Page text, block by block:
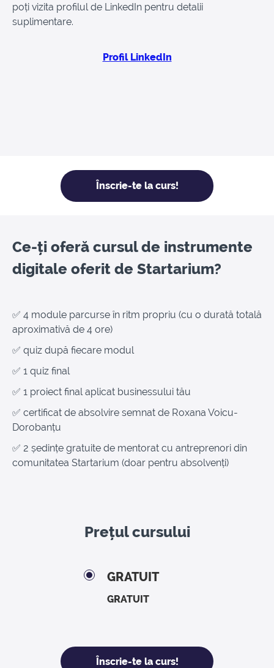
poți vizita profilul de LinkedIn pentru detalii
suplimentare.
Profil LinkedIn
Înscrie-te la curs!
Ce-ți oferă cursul de instrumente
digitale oferit de Startarium?
✅ 4 module parcurse în ritm propriu (cu o durată totală
aproximativă de 4 ore)
✅ quiz după fiecare modul
✅ 1 quiz final
✅ 1 proiect final aplicat businessului tău
✅ certificat de absolvire semnat de Roxana Voicu-
Dorobanțu
✅ 2 ședințe gratuite de mentorat cu antreprenori din
comunitatea Startarium (doar pentru absolvenți)
Prețul cursului
GRATUIT
GRATUIT
Înscrie-te la curs!